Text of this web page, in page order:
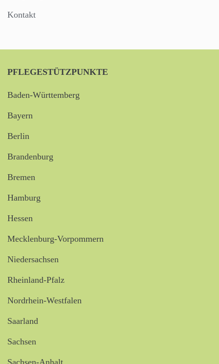
Kontakt
PFLEGESTÜTZPUNKTE
Baden-Württemberg
Bayern
Berlin
Brandenburg
Bremen
Hamburg
Hessen
Mecklenburg-Vorpommern
Niedersachsen
Rheinland-Pfalz
Nordrhein-Westfalen
Saarland
Sachsen